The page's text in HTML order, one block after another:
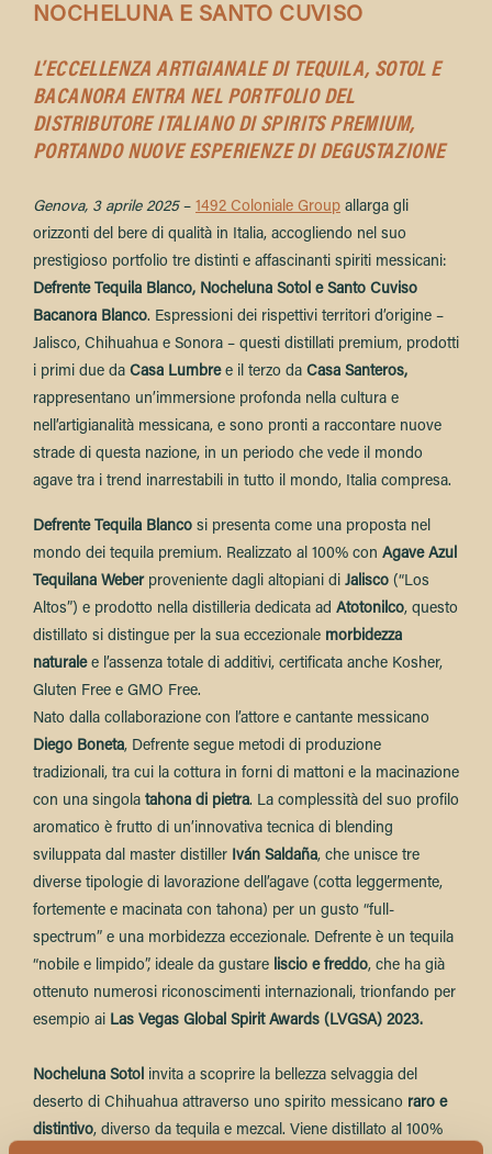
NOCHELUNA E SANTO CUVISO
L’ECCELLENZA ARTIGIANALE DI TEQUILA, SOTOL E
BACANORA ENTRA NEL PORTFOLIO DEL
DISTRIBUTORE ITALIANO DI SPIRITS PREMIUM,
PORTANDO NUOVE ESPERIENZE DI DEGUSTAZIONE
Genova, 3 aprile 2025– 1492 Coloniale Group allarga gli
orizzonti del bere di qualità in Italia, accogliendo nel suo
prestigioso portfolio tre distinti e affascinanti spiriti messicani:
Defrente Tequila Blanco, Nocheluna Sotol e Santo Cuviso
Bacanora Blanco. Espressioni dei rispettivi territori d’origine –
Jalisco, Chihuahua e Sonora – questi distillati premium, prodotti
i primi due da Casa Lumbree il terzo da Casa Santeros,
rappresentano un’immersione profonda nella cultura e
nell’artigianalità messicana, e sono pronti a raccontare nuove
strade di questa nazione, in un periodo che vede il mondo
agave tra i trend inarrestabili in tutto il mondo, Italia compresa.
Defrente Tequila Blanco si presenta come una proposta nel
mondo dei tequila premium. Realizzato al 100% con Agave Azul
Tequilana Weberproveniente dagli altopiani di Jalisco (“Los
Altos”) e prodotto nella distilleria dedicata ad Atotonilco, questo
distillato si distingue per la sua eccezionale morbidezza
naturalee l’assenza totale di additivi, certificata anche Kosher,
Gluten Free e GMO Free.
Nato dalla collaborazione con l’attore e cantante messicano
Diego Boneta, Defrente segue metodi di produzione
tradizionali, tra cui la cottura in forni di mattoni e la macinazione
con una singola tahona di pietra. La complessità del suo profilo
aromatico è frutto di un’innovativa tecnica di blending
sviluppata dal master distiller Iván Saldaña, che unisce tre
diverse tipologie di lavorazione dell’agave (cotta leggermente,
fortemente e macinata con tahona) per un gusto “full-
spectrum” e una morbidezza eccezionale. Defrente è un tequila
“nobile e limpido”, ideale da gustare liscio e freddo, che ha già
ottenuto numerosi riconoscimenti internazionali, trionfando per
esempio ai Las Vegas Global Spirit Awards (LVGSA) 2023.
Nocheluna Sotol invita a scoprire la bellezza selvaggia del
deserto di Chihuahua attraverso uno spirito messicano raro e
distintivo, diverso da tequila e mezcal. Viene distillato al 100%